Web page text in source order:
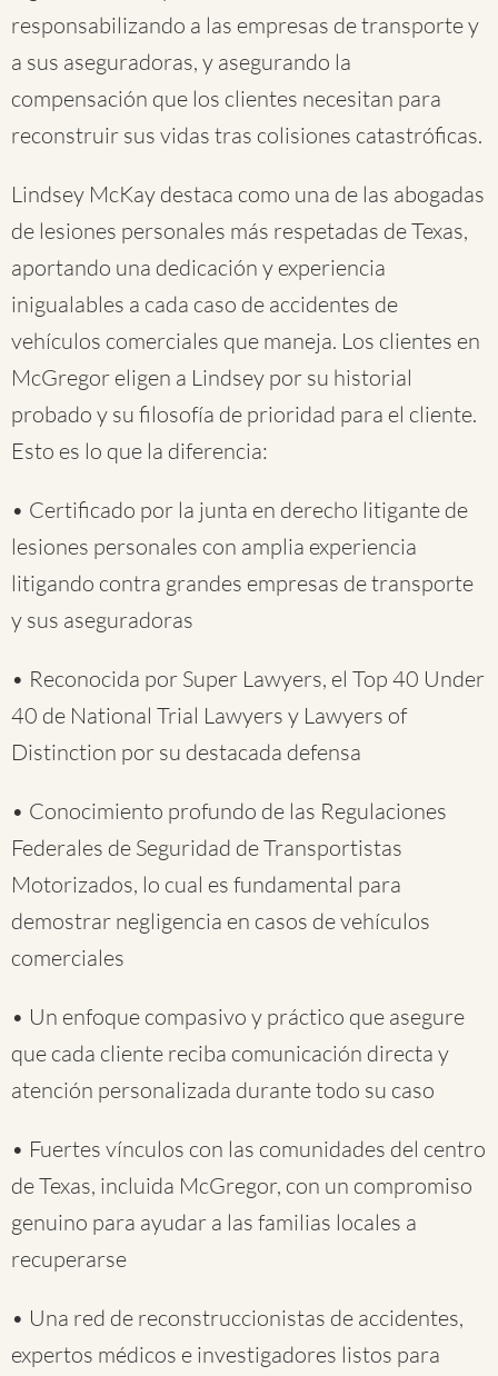
responsabilizando a las empresas de transporte y
a sus aseguradoras, y asegurando la
compensación que los clientes necesitan para
reconstruir sus vidas tras colisiones catastróficas.
Lindsey McKay destaca como una de las abogadas
de lesiones personales más respetadas de Texas,
aportando una dedicación y experiencia
inigualables a cada caso de accidentes de
vehículos comerciales que maneja. Los clientes en
McGregor eligen a Lindsey por su historial
probado y su filosofía de prioridad para el cliente.
Esto es lo que la diferencia:
• Certificado por la junta en derecho litigante de
lesiones personales con amplia experiencia
litigando contra grandes empresas de transporte
y sus aseguradoras
• Reconocida por Super Lawyers, el Top 40 Under
40 de National Trial Lawyers y Lawyers of
Distinction por su destacada defensa
• Conocimiento profundo de las Regulaciones
Federales de Seguridad de Transportistas
Motorizados, lo cual es fundamental para
demostrar negligencia en casos de vehículos
comerciales
• Un enfoque compasivo y práctico que asegure
que cada cliente reciba comunicación directa y
atención personalizada durante todo su caso
• Fuertes vínculos con las comunidades del centro
de Texas, incluida McGregor, con un compromiso
genuino para ayudar a las familias locales a
recuperarse
• Una red de reconstruccionistas de accidentes,
expertos médicos e investigadores listos para